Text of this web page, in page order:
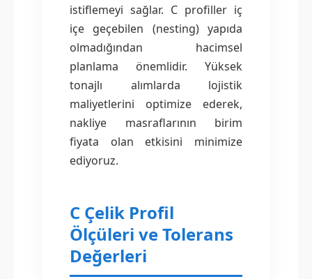
istiflemeyi sağlar. C profiller iç
içe geçebilen (nesting) yapıda
olmadığından hacimsel
planlama önemlidir. Yüksek
tonajlı alımlarda lojistik
maliyetlerini optimize ederek,
nakliye masraflarının birim
fiyata olan etkisini minimize
ediyoruz.
C Çelik Profil
Ölçüleri ve Tolerans
Değerleri